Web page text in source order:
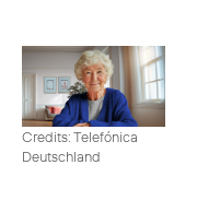
Credits: Telefónica
Deutschland